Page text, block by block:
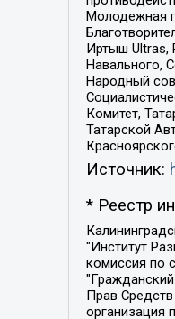
Молодежная
Иртыш Ultras,
Навального,
Народный
Комитет,
Татарской
Источник:
* Реестр
Калининградская региональная общественная организация "Экозащита!-Женсовет", Фонд содействия защите прав и свобод граждан "Общественный вердикт", Фонд "Институт Развития Свободы Информации", Частное учреждение "Информационное агентство МЕМО. РУ", Региональная общественная организация "Общественная комиссия по сохранению наследия академика Сахарова", Фонд поддержки свободы прессы, Санкт-Петербургская общественная правозащитная организация "Гражданский контроль", Межрегиональная общественная организация "Информационно-просветительский центр "Мемориал", Региональный Фонд "Центр Защиты Прав Средств Массовой Информации", с 05.12.2023 Фонд "Центр Защиты Прав Средств массовой информации", Региональная общественная благотворительная организация помощи беженцам и мигрантам "Гражданское